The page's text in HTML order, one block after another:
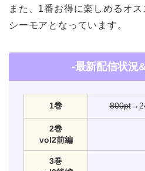
また、1番お得に楽しめるオ
シーモアとなっています。
-最新配信状況
1巻 800pt
2巻
vol2前編
3巻